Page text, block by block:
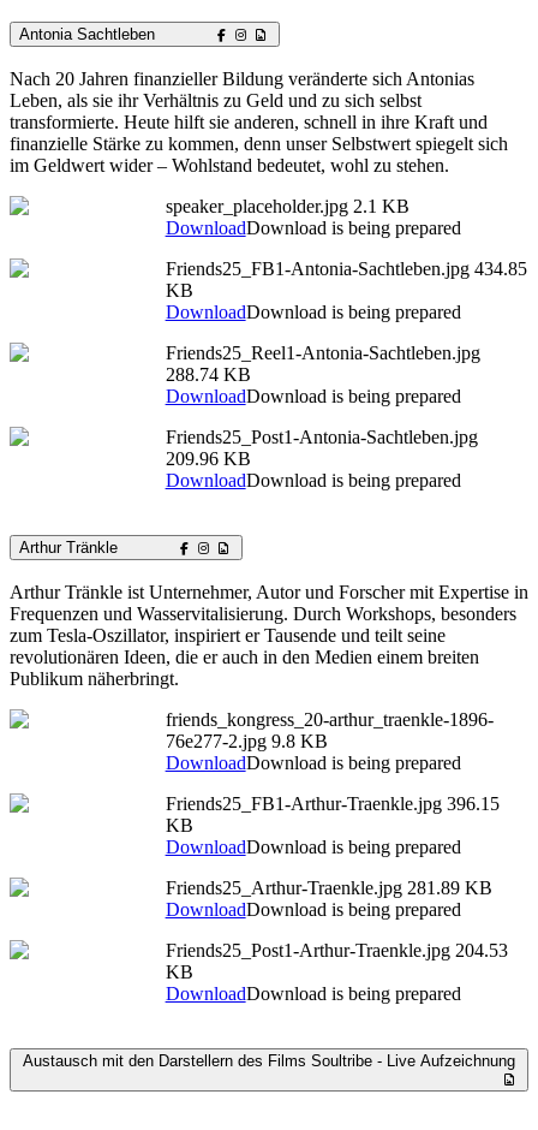
Antonia Sachtleben
Nach 20 Jahren finanzieller Bildung veränderte sich Antonias
Leben, als sie ihr Verhältnis zu Geld und zu sich selbst
transformierte. Heute hilft sie anderen, schnell in ihre Kraft und
finanzielle Stärke zu kommen, denn unser Selbstwert spiegelt sich
im Geldwert wider – Wohlstand bedeutet, wohl zu stehen.
speaker_placeholder.jpg 2.1 KB
DownloadDownload is being prepared
Friends25_FB1-Antonia-Sachtleben.jpg 434.85
KB
DownloadDownload is being prepared
Friends25_Reel1-Antonia-Sachtleben.jpg
288.74 KB
DownloadDownload is being prepared
Friends25_Post1-Antonia-Sachtleben.jpg
209.96 KB
DownloadDownload is being prepared
Arthur Tränkle
Arthur Tränkle ist Unternehmer, Autor und Forscher mit Expertise in
Frequenzen und Wasservitalisierung. Durch Workshops, besonders
zum Tesla-Oszillator, inspiriert er Tausende und teilt seine
revolutionären Ideen, die er auch in den Medien einem breiten
Publikum näherbringt.
friends_kongress_20-arthur_traenkle-1896-
76e277-2.jpg 9.8 KB
DownloadDownload is being prepared
Friends25_FB1-Arthur-Traenkle.jpg 396.15
KB
DownloadDownload is being prepared
Friends25_Arthur-Traenkle.jpg 281.89 KB
DownloadDownload is being prepared
Friends25_Post1-Arthur-Traenkle.jpg 204.53
KB
DownloadDownload is being prepared
Austausch mit den Darstellern des Films Soultribe - Live Aufzeichnung